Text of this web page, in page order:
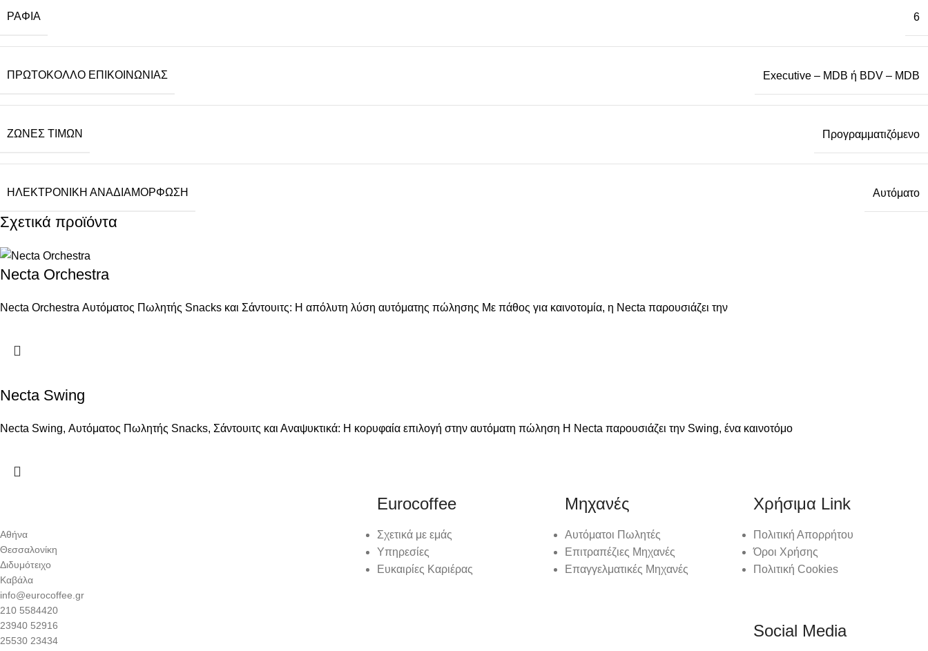
ΡΆΦΙΑ 6
ΠΡΩΤΌΚΟΛΛΟ ΕΠΙΚΟΙΝΩΝΊΑΣ Executive – MDB ή BDV – MDB
ΖΏΝΕΣ ΤΙΜΏΝ Προγραμματιζόμενο
ΗΛΕΚΤΡΟΝΙΚΉ ΑΝΑΔΙΑΜΌΡΦΩΣΗ Αυτόματο
Σχετικά προϊόντα
Necta Orchestra
Necta Orchestra Αυτόματος Πωλητής Snacks και Σάντουιτς: Η απόλυτη λύση αυτόματης πώλησης Με πάθος για καινοτομία, η Necta παρουσιάζει την
Necta Swing
Necta Swing, Αυτόματος Πωλητής Snacks, Σάντουιτς και Αναψυκτικά: Η κορυφαία επιλογή στην αυτόματη πώληση Η Necta παρουσιάζει την Swing, ένα καινοτόμο
Αθήνα
Θεσσαλονίκη
Διδυμότειχο
Καβάλα
info@eurocoffee.gr
210 5584420
23940 52916
25530 23434
Eurocoffee
Σχετικά με εμάς
Υπηρεσίες
Ευκαιρίες Καριέρας
Μηχανές
Αυτόματοι Πωλητές
Επιτραπέζιες Μηχανές
Επαγγελματικές Μηχανές
Χρήσιμα Link
Πολιτική Απορρήτου
Όροι Χρήσης
Πολιτική Cookies
Social Media